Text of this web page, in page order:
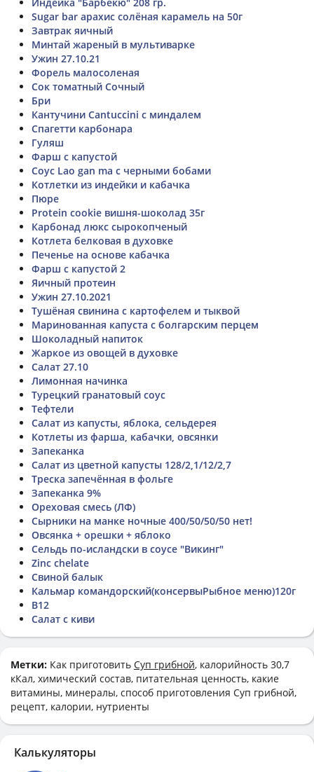
Sugar bar арахис солёная карамель на 50г
Завтрак яичный
Минтай жареный в мультиварке
Ужин 27.10.21
Форель малосоленая
Сок томатный Сочный
Бри
Кантучини Cantuccini с миндалем
Спагетти карбонара
Гуляш
Фарш с капустой
Соус Lao gan ma с черными бобами
Котлетки из индейки и кабачка
Пюре
Protein cookie вишня-шоколад 35г
Карбонад люкс сырокопченый
Котлета белковая в духовке
Печенье на основе кабачка
Фарш с капустой 2
Яичный протеин
Ужин 27.10.2021
Тушёная свинина с картофелем и тыквой
Маринованная капуста с болгарским перцем
Шоколадный напиток
Жаркое из овощей в духовке
Салат 27.10
Лимонная начинка
Турецкий гранатовый соус
Тефтели
Салат из капусты, яблока, сельдерея
Котлеты из фарша, кабачки, овсянки
Запеканка
Салат из цветной капусты 128/2,1/12/2,7
Треска запечённая в фольге
Запеканка 9%
Ореховая смесь (ЛФ)
Сырники на манке ночные 400/50/50/50 нет!
Овсянка + орешки + яблоко
Сельдь по-исландски в соусе "Викинг"
Zinc chelate
Свиной балык
Кальмар командорский(консервыРыбное меню)120г
B12
Салат с киви
Метки: Как приготовить Суп грибной, калорийность 30,7
кКал, химический состав, питательная ценность, какие
витамины, минералы, способ приготовления Суп грибной,
рецепт, калории, нутриенты
Калькуляторы